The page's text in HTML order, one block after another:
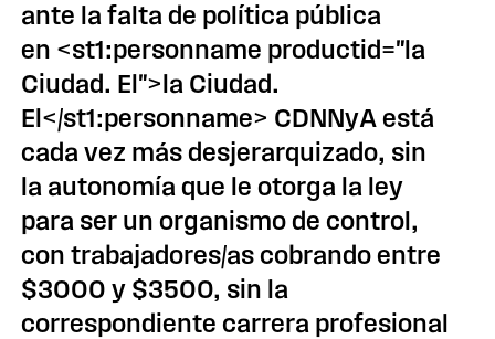
ante la falta de política pública
en <st1:personname productid="la
Ciudad. El">la Ciudad.
El</st1:personname> CDNNyA está
cada vez más desjerarquizado, sin
la autonomía que le otorga la ley
para ser un organismo de control,
con trabajadores/as cobrando entre
$3000 y $3500, sin la
correspondiente carrera profesional